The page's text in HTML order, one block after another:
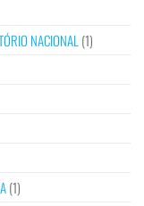
NACIONAL (1)
(1)